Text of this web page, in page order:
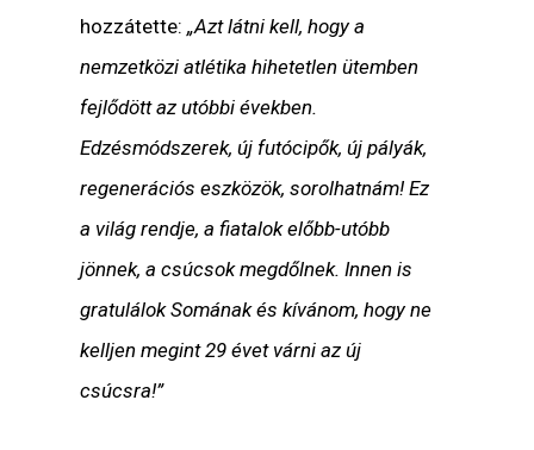
hozzátette:„Azt látni kell, hogy a
nemzetközi atlétika hihetetlen ütemben
fejlődött az utóbbi években.
Edzésmódszerek, új futócipők, új pályák,
regenerációs eszközök, sorolhatnám! Ez
a világ rendje, a fiatalok előbb-utóbb
jönnek, a csúcsok megdőlnek. Innen is
gratulálok Somának és kívánom, hogy ne
kelljen megint 29 évet várni az új
csúcsra!”